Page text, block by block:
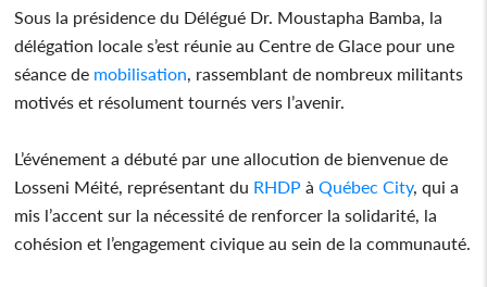
Sous la présidence du Délégué Dr. Moustapha Bamba, la
délégation locale s’est réunie au Centre de Glace pour une
séance de mobilisation , rassemblant de nombreux militants
motivés et résolument tournés vers l’avenir.
L’événement a débuté par une allocution de bienvenue de
Losseni Méité, représentant du RHDP à Québec City, qui a
mis l’accent sur la nécessité de renforcer la solidarité, la
cohésion et l’engagement civique au sein de la communauté.